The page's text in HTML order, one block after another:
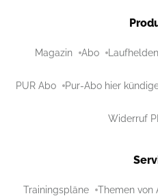
Magazin Abo
PUR Abo Pur-Abo hier
Widerruf
Trainingspläne Themen von